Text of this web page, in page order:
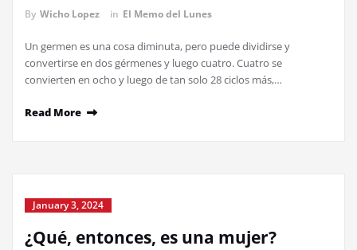
By Wicho Lopez in El Memo del Lunes
Un germen es una cosa diminuta, pero puede dividirse y
convertirse en dos gérmenes y luego cuatro. Cuatro se
convierten en ocho y luego de tan solo 28 ciclos más,…
Read More
January 3, 2024
¿Qué, entonces, es una mujer?